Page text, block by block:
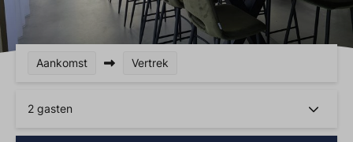
Aankomst Vertrek
2 gasten